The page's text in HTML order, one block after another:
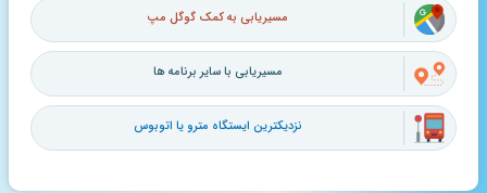
مسیریابی به کمک گوگل مپ
مسیریابی با سایر برنامه ها
نزدیکترین ایستگاه مترو یا اتوبوس